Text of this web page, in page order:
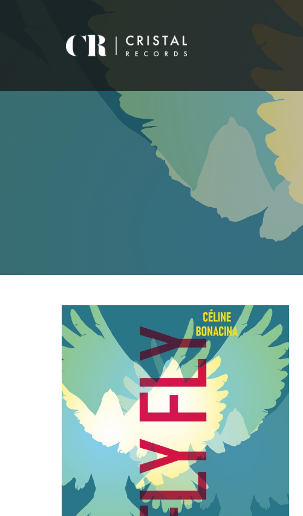
Previous